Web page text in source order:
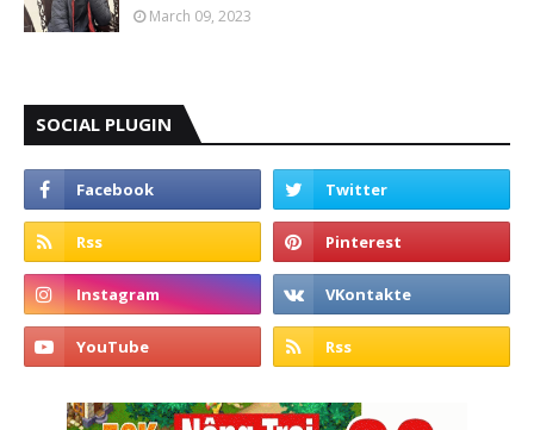
March 09, 2023
SOCIAL PLUGIN